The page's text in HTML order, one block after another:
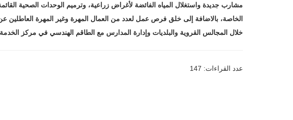
‏مشارب جديدة واستغلال المياه الفائضة لأغراض زراعية، وترميم الوحدات ‏الصحية
الخاصة، بالاضافة إلى خلق ‏فرص عمل لعدد من العمال المهرة وغير المهرة
خلال المجالس القروية والبلديات وإدارة المدارس مع الطاقم الهندسي في مركز
عدد القراءات: 147